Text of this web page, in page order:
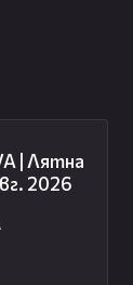
| Лятна
2026